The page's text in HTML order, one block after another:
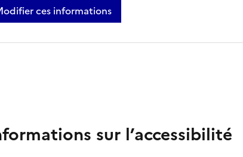
ces informations
sur l’accessibilité